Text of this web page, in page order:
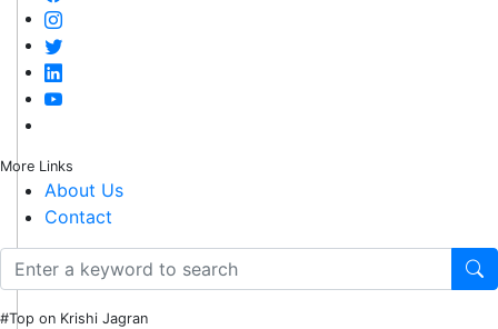
More Links
About Us
Contact
#Top on Krishi Jagran